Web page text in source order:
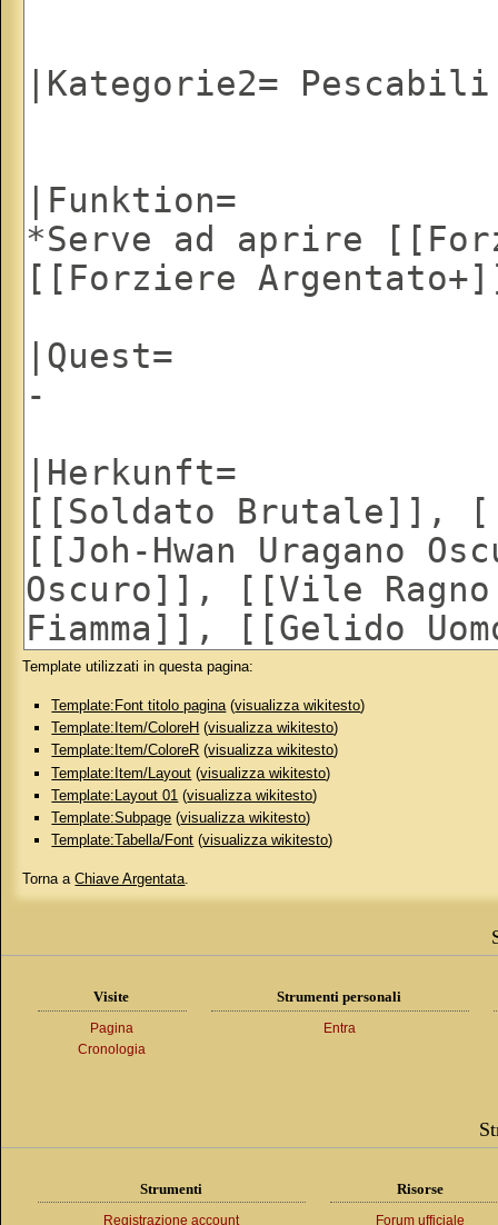
Template utilizzati in questa pagina:
Template:Font titolo pagina (visualizza wikitesto)
Template:Item/ColoreH (visualizza wikitesto)
Template:Item/ColoreR (visualizza wikitesto)
Template:Item/Layout (visualizza wikitesto)
Template:Layout 01 (visualizza wikitesto)
Template:Subpage (visualizza wikitesto)
Template:Tabella/Font (visualizza wikitesto)
Torna aChiave Argentata
Visite
Pagina
Cronologia
Strumenti personali
Entra
Strumenti
Registrazione account
Risorse
Forum ufficiale